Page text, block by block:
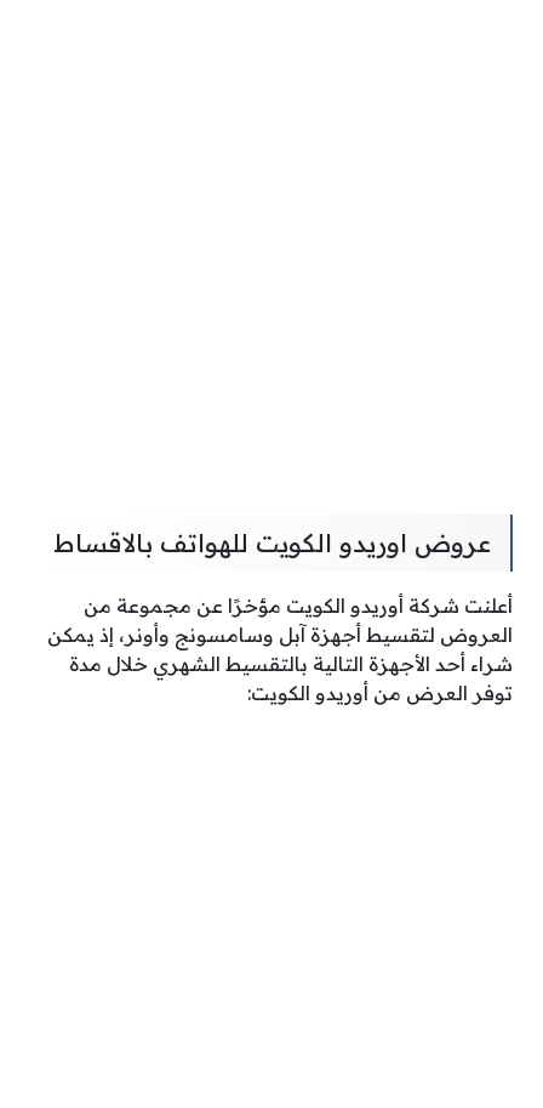
عروض اوريدو الكويت للهواتف بالاقساط
أعلنت شركة أوريدو الكويت مؤخرًا عن مجموعة من
العروض لتقسيط أجهزة آبل وسامسونج وأونر، إذ يمكن
شراء أحد الأجهزة التالية بالتقسيط الشهري خلال مدة
توفر العرض من أوريدو الكويت: